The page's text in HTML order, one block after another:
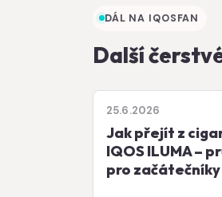
DÁL NA IQOSFAN
Další
25.6.2026
Jak přejít z
IQOS ILUMA –
pro začátečníky